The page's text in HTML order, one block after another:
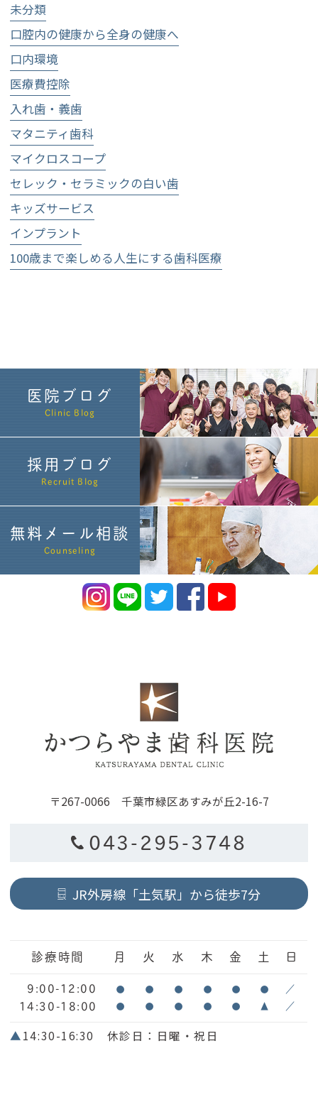
未分類
口腔内の健康から全身の健康へ
口内環境
医療費控除
入れ歯・義歯
マタニティ歯科
マイクロスコープ
セレック・セラミックの白い歯
キッズサービス
インプラント
100歳まで楽しめる人生にする歯科医療
医院ブログ
Clinic Blog
採用ブログ
Recruit Blog
無料メール相談
Counseling
〒267-0066 千葉市緑区あすみが丘2-16-7
043-295-3748
JR外房線「土気駅」から徒歩7分
診療時間 月 火 水 木 金 土 日
9:00-12:00 ● ● ● ● ● ● ／
14:30-18:00 ● ● ● ● ● ▲ ／
▲14:30-16:30 休診日：日曜・祝日